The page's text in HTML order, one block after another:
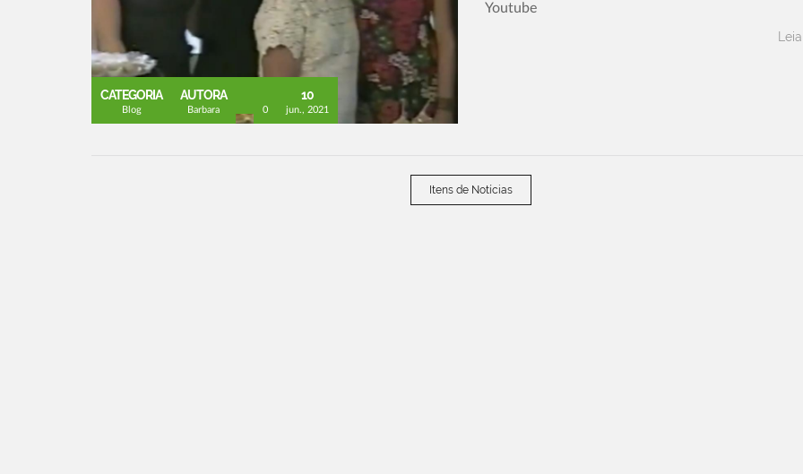
CATEGORIA
Blog
AUTORA
Barbara 0
10
jun., 2021
Youtube
Itens de Notícias